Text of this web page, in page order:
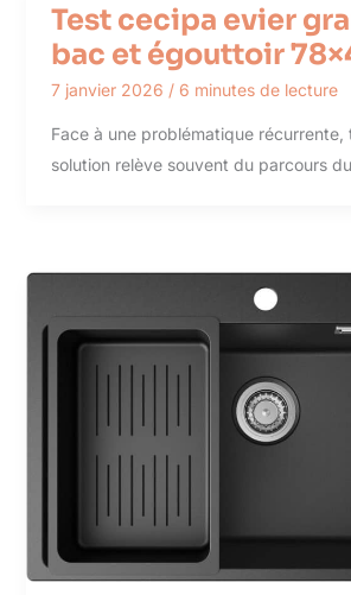
Test cecipa evier
bac et égouttoir
7 janvier 2026 / 6 minutes de lecture
Face à une problématique récurrente,
solution relève souvent du parcours